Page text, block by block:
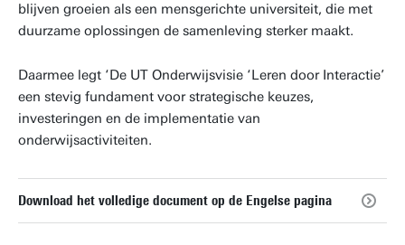
blijven groeien als een mensgerichte universiteit, die met
duurzame oplossingen de samenleving sterker maakt.
Daarmee legt ‘De UT Onderwijsvisie ‘Leren door Interactie’
een stevig fundament voor strategische keuzes,
investeringen en de implementatie van
onderwijsactiviteiten.
Download het volledige document op de Engelse pagina